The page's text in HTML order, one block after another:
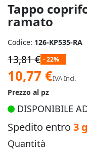
Tappo
ramato
immagini
Codice: 126-KP535-RA
13,81 € - 22%
Prezzo
speciale
10,77 €IVA Incl.
Prezzo al pz
DISPONIBILE
Spedito entro 3
Quantità